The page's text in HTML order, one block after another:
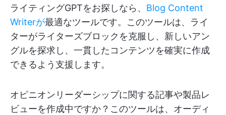
ライティングGPTをお探しなら、 Blog Content
Writerが最適なツールです。このツールは、ライ
ターがライターズブロックを克服し、新しいアン
グルを探求し、一貫したコンテンツを確実に作成
できるよう支援します。
オピニオンリーダーシップに関する記事や製品レ
ビューを作成中ですか？このツールは、オーディ